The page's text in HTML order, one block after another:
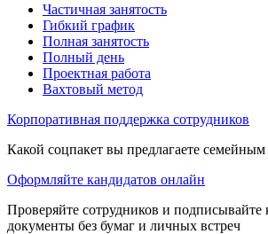
Частичная занятость
Гибкий график
Полная занятость
Полный день
Проектная работа
Вахтовый метод
Корпоративная поддержка сотрудников
Какой соцпакет вы предлагаете
Оформляйте кандидатов онлайн
Проверяйте сотрудников и подписывайте
документы без бумаг и личных встреч